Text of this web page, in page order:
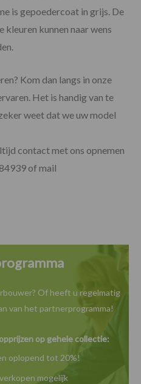
is gepoedercoat in grijs. De
kleuren kunnen naar wens
Kom dan langs in onze
Het is handig van te
weet dat we uw model
contact met ons opnemen
of mail
Of heeft u regelmatig
van het partnerprogramma!
op gehele collectie:
oplopend tot 20%!
mogelijk